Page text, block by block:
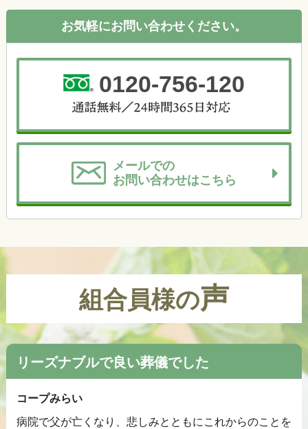
お気軽にお問い合わせください。
0120-756-120
メールでの
お問い合わせはこちら
組合員様の声
リーズナブルで良い葬儀でした
コープみらい
病院で父が亡くなり、悲しみとともにこれからのことを